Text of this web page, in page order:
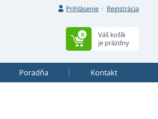
Prihlásenie Registrácia
Váš košík
je prázdny
0
Poradňa Kontakt